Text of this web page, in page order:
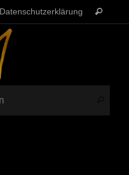
Datenschutzerklärung